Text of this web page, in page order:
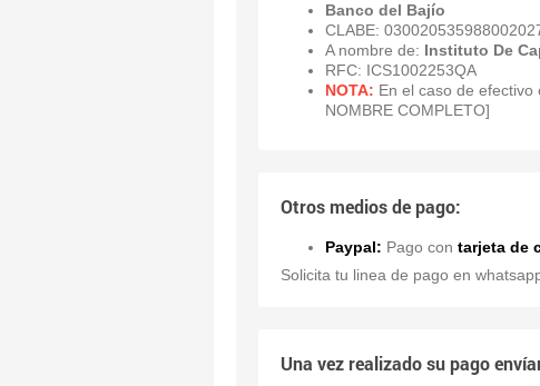
Banco del Bajío
CLABE:
A nombre de: Instituto De
RFC: ICS1002253QA
NOTA: En el caso de
NOMBRE COMPLETO]
Otros medios de pago:
Paypal: Pago con tarjeta de
Solicita tu linea de pago en
Una vez realizado su pago